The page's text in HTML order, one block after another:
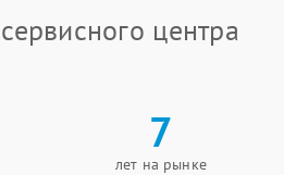
центра
7
лет на рынке